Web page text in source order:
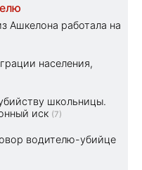
Ашкелона работала на
населения,
школьницы.
иск (7)
водителю-убийце